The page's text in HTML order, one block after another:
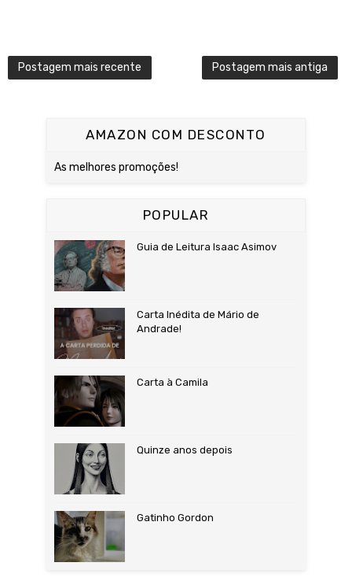
Postagem mais recente Postagem mais antiga
AMAZON COM DESCONTO
As melhores promoções!
POPULAR
Guia de Leitura Isaac Asimov
Carta Inédita de Mário de
Andrade!
Carta à Camila
Quinze anos depois
Gatinho Gordon